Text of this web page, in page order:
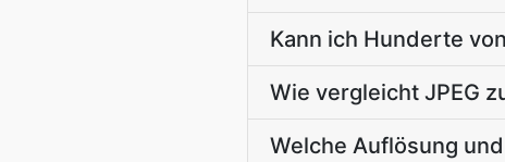
Kann ich Hunderte
Wie vergleicht JPEG
Welche Auflösung